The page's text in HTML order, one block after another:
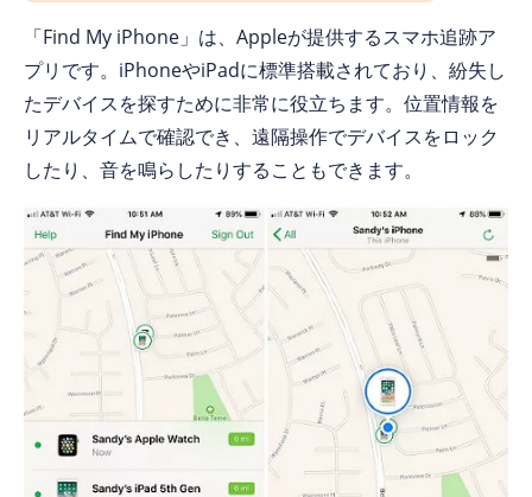
「Find My iPhone」は、Appleが提供するスマホ追跡ア
プリです。iPhoneやiPadに標準搭載されており、紛失し
たデバイスを探すために非常に役立ちます。位置情報を
リアルタイムで確認でき、遠隔操作でデバイスをロック
したり、音を鳴らしたりすることもできます。